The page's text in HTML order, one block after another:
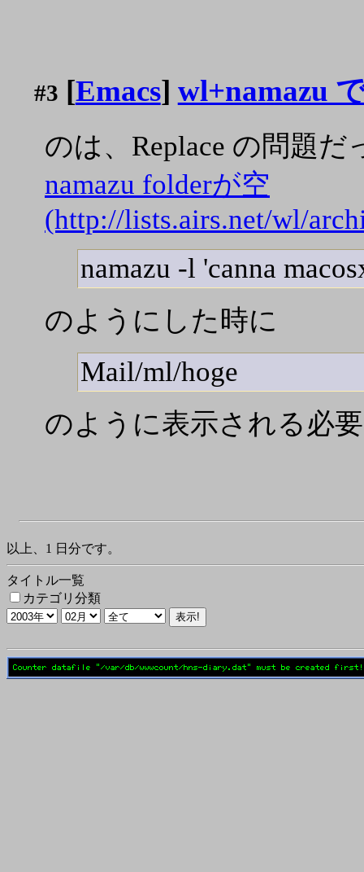
#3 [Emacs] wl+namazu
のは、Replace の問題だ
namazu folderが空
(http://lists.airs.net/wl/
namazu -l 'canna
のようにした時に
Mail/ml/hoge
のように表示される必
以上、1 日分です。
タイトル一覧
カテゴリ分類